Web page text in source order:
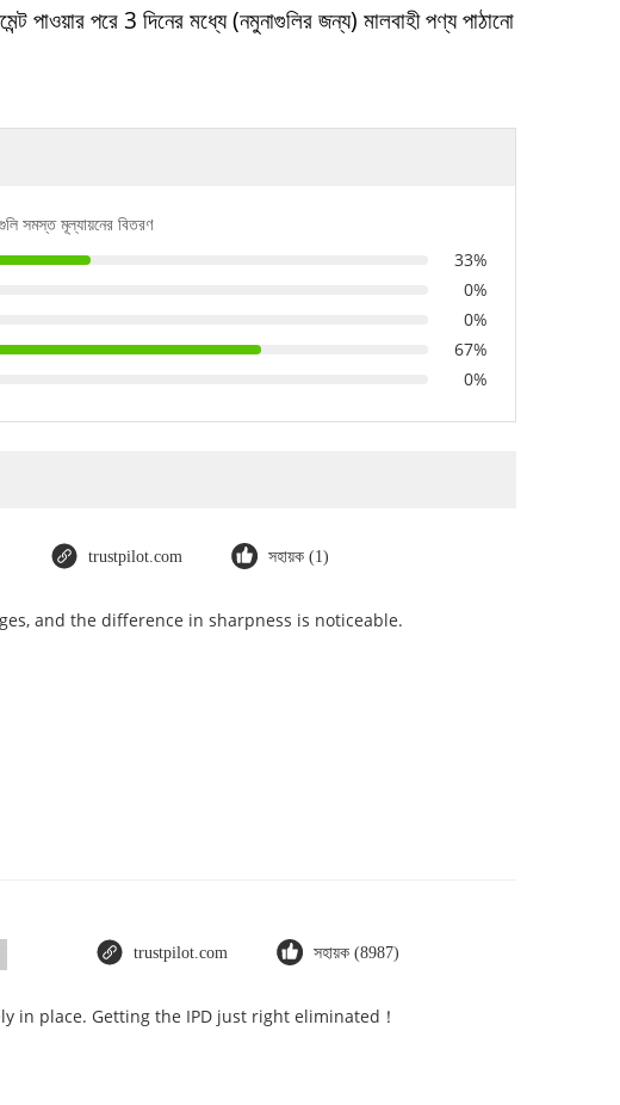
পাওয়ার পরে 3 দিনের মধ্যে (নমুনাগুলির জন্য) মালবাহী পণ্য পাঠানো
সমস্ত মূল্যায়নের বিতরণ
33%
0%
0%
67%
0%
trustpilot.com সহায়ক (1)
and the difference in sharpness is noticeable.
trustpilot.com সহায়ক (8987)
in place. Getting the IPD just right eliminated！